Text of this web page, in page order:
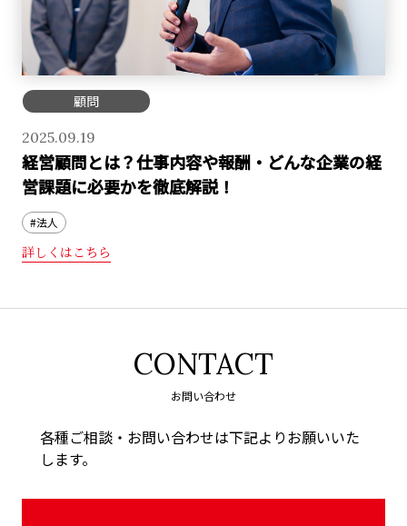
顧問
2025.09.19
経営顧問とは？仕事内容や報酬・どんな企業の経
営課題に必要かを徹底解説！
#法人
詳しくはこちら
CONTACT
お問い合わせ
各種ご相談・お問い合わせは下記よりお願いいた
します。